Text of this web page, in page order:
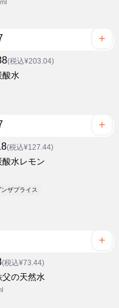
(税込¥203.04)
酸水
(税込¥127.44)
酸水レモン
ンザプライス
(税込¥73.44)
父の天然水